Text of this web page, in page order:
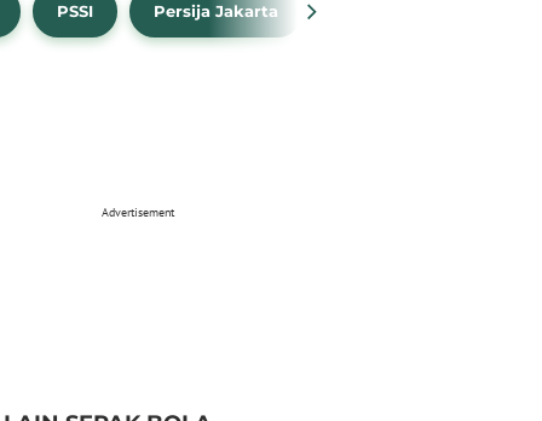
PSSI Persija Jakarta
Advertisement